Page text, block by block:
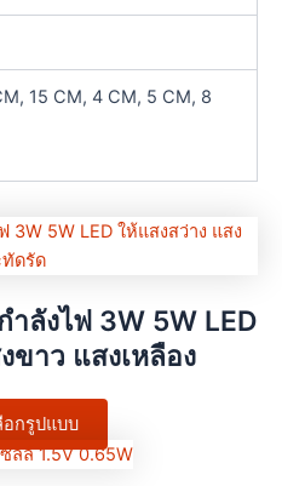
15 CM, 4 CM, 5 CM, 8
ลังไฟ 3W 5W LED
ขาว แสงเหลือง
อกรูปแบบ